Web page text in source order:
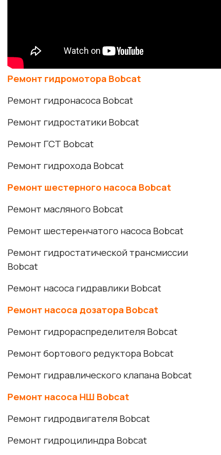
Ремонт гидромотора Bobcat
Ремонт гидронасоса Bobcat
Ремонт гидростатики Bobcat
Ремонт ГСТ Bobcat
Ремонт гидрохода Bobcat
Ремонт шестерного насоса Bobcat
Ремонт масляного Bobcat
Ремонт шестеренчатого насоса Bobcat
Ремонт гидростатической трансмиссии
Bobcat
Ремонт насоса гидравлики Bobcat
Ремонт насоса дозатора Bobcat
Ремонт гидрораспределителя Bobcat
Ремонт бортового редуктора Bobcat
Ремонт гидравлического клапана Bobcat
Ремонт насоса НШ Bobcat
Ремонт гидродвигателя Bobcat
Ремонт гидроцилиндра Bobcat